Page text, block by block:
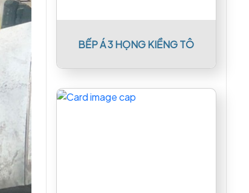
BẾP Á 3 HỌNG KIỀNG TÔ